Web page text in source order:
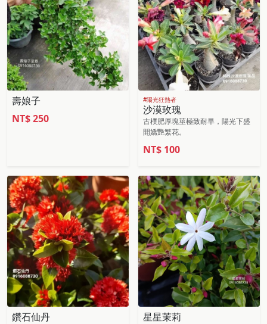
壽娘子
NT$250
#陽光狂熱者
沙漠玫瑰
古樸肥厚塊莖極致耐旱，陽光下盛
開嬌艷繁花。
NT$ 100
鑽石仙丹
星星茉莉